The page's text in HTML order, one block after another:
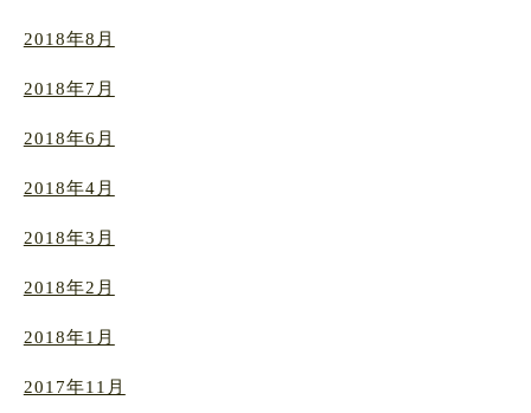
2018年8月
2018年7月
2018年6月
2018年4月
2018年3月
2018年2月
2018年1月
2017年11月